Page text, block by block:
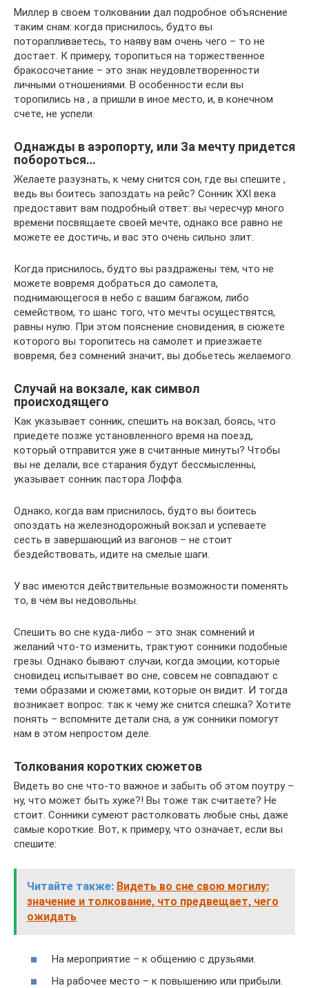
Миллер в своем толковании дал подробное объяснение
таким снам: когда приснилось, будто вы
поторапливаетесь, то наяву вам очень чего – то не
достает. К примеру, торопиться на торжественное
бракосочетание – это знак неудовлетворенности
личными отношениями. В особенности если вы
торопились на , а пришли в иное место, и, в конечном
счете, не успели.
Однажды в аэропорту, или За мечту придется
побороться…
Желаете разузнать, к чему снится сон, где вы спешите ,
ведь вы боитесь запоздать на рейс? Сонник XXI века
предоставит вам подробный ответ: вы чересчур много
времени посвящаете своей мечте, однако все равно не
можете ее достичь, и вас это очень сильно злит.
Когда приснилось, будто вы раздражены тем, что не
можете вовремя добраться до самолета,
поднимающегося в небо с вашим багажом, либо
семейством, то шанс того, что мечты осуществятся,
равны нулю. При этом пояснение сновидения, в сюжете
которого вы торопитесь на самолет и приезжаете
вовремя, без сомнений значит, вы добьетесь желаемого.
Случай на вокзале, как символ
происходящего
Как указывает сонник, спешить на вокзал, боясь, что
приедете позже установленного время на поезд,
который отправится уже в считанные минуты? Чтобы
вы не делали, все старания будут бессмысленны,
указывает сонник пастора Лоффа.
Однако, когда вам приснилось, будто вы боитесь
опоздать на железнодорожный вокзал и успеваете
сесть в завершающий из вагонов – не стоит
бездействовать, идите на смелые шаги.
У вас имеются действительные возможности поменять
то, в чем вы недовольны.
Спешить во сне куда-либо – это знак сомнений и
желаний что-то изменить, трактуют сонники подобные
грезы. Однако бывают случаи, когда эмоции, которые
сновидец испытывает во сне, совсем не совпадают с
теми образами и сюжетами, которые он видит. И тогда
возникает вопрос: так к чему же снится спешка? Хотите
понять – вспомните детали сна, а уж сонники помогут
нам в этом непростом деле.
Толкования коротких сюжетов
Видеть во сне что-то важное и забыть об этом поутру –
ну, что может быть хуже?! Вы тоже так считаете? Не
стоит. Сонники сумеют растолковать любые сны, даже
самые короткие. Вот, к примеру, что означает, если вы
спешите:
Читайте также: Видеть во сне свою могилу:
значение и толкование, что предвещает, чего
ожидать
На мероприятие – к общению с друзьями.
На рабочее место – к повышению или прибыли.